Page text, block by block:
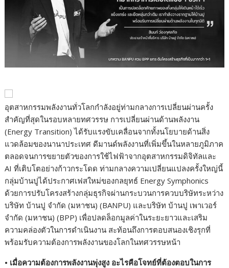
อุตสาหกรรมพลังงานทั่วโลกกำลังอยู่ท่ามกลางการเปลี่ยนผ่านครั้ง
สำคัญที่สุดในรอบหลายทศวรรษ การเปลี่ยนผ่านด้านพลังงาน
(Energy Transition) ได้รับแรงขับเคลื่อนจากทั้งนโยบายด้านสิ่ง
แวดล้อมของนานาประเทศ ดีมานด์พลังงานที่เพิ่มขึ้นในหลายภูมิภาค
ตลอดจนการขยายตัวของการใช้ไฟฟ้าจากอุตสาหกรรมดิจิทัลและ
AI ที่เติบโตอย่างก้าวกระโดด ท่ามกลางความเปลี่ยนแปลงครั้งใหญ่นี้
กลุ่มบ้านปูได้ประกาศเฟสใหม่ของกลยุทธ์ Energy Symphonics
ด้วยการปรับโครงสร้างกลุ่มธุรกิจผ่านกระบวนการควบบริษัทระหว่าง
บริษัท บ้านปู จำกัด (มหาชน) (BANPU) และบริษัท บ้านปู เพาเวอร์
จำกัด (มหาชน) (BPP) เพื่อปลดล็อกมูลค่าในระยะยาวและเสริม
ความคล่องตัวในการดำเนินงาน สะท้อนถึงการตอบสนองเชิงรุกที่
พร้อมรับความต้องการพลังงานของโลกในทศวรรษหน้า
• เมื่อความต้องการพลังงานพุ่งสูง อะไรคือโจทย์ที่ต้องตอบในการ